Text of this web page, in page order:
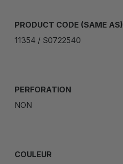
PRODUCT CODE (SAME AS)
11354 / S0722540
PERFORATION
NON
COULEUR